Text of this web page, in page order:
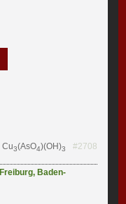
Cu3(AsO4)(OH)3 #2708
Freiburg, Baden-